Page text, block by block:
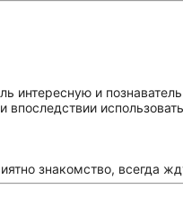
интересную и
знакомство, всегда